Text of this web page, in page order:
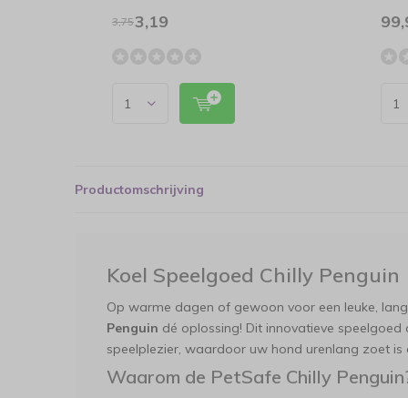
3,753,19
Productomschrijving
Koel Speelgoed Chilly Penguin
Op warme dagen of gewoon voor een leuke,
Penguin dé oplossing! Dit innovatieve
speelplezier, waardoor uw hond urenlang zoet is
Waarom de PetSafe Chilly